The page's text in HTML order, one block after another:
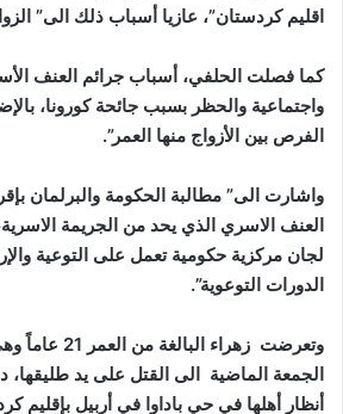
اقليم كردستان”، عازيا أسباب ذلك الى”
كما فصلت الحلفي، أسباب جرائم العنف
واجتماعية والحظر بسبب جائحة كورونا،
الفرص بين الأزواج منها العمر”.
واشارت الى” مطالبة الحكومة والبرلمان
العنف الاسري الذي يحد من الجريمة
لجان مركزية حكومية تعمل على التوعية
الدورات التوعوية”.
وتعرضت
زهراء البالغة
الجمعة الماضية الى القتل على يد طليقها،
أنظار أهلها في حي باداوا في أربيل بإقليم